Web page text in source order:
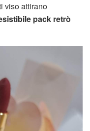
viso attirano
pack retrò